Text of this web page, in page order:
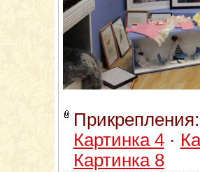
Картинка 4·
Картинка 8